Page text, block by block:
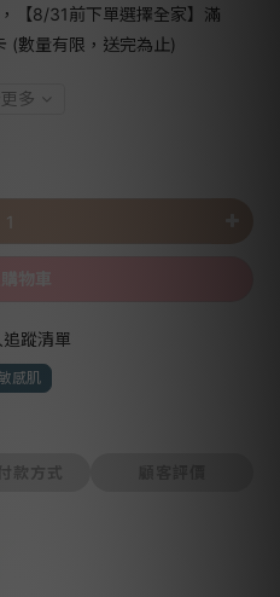
【8/31前下單選擇全家】滿
(數量有限，送完為止)
多
追蹤清單
感肌
款方式